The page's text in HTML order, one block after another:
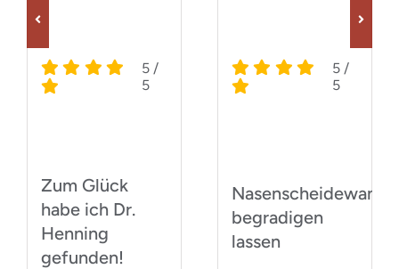
5 /
5
Zum Glück
habe ich Dr.
Henning
gefunden!
5 /
5
Nasenscheidewand
begradigen
lassen